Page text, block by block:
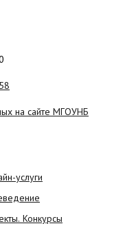
на сайте МГОУНБ
услуги
Конкурсы